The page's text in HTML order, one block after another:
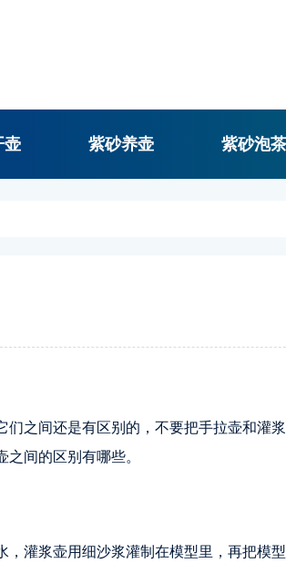
壶 紫砂养壶 紫砂泡茶
之间还是有区别的，不要把手拉壶和灌
间的区别有哪些。
灌浆壶用细沙浆灌制在模型里，再把模